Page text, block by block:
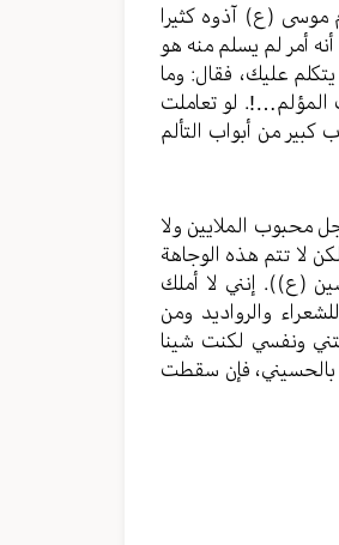
موسى (ع) آذوه كثيرا
أمر لم يسلم منه هو
عليك، فقال: وما
المؤلم…!. لو تعاملت
من أبواب التألم
محبوب الملايين ولا
لا تتم هذه الوجاهة
(ع)). إنني لا أملك
والرواديد ومن
ونفسي لكنت شينا
بالحسيني، فإن سقطت